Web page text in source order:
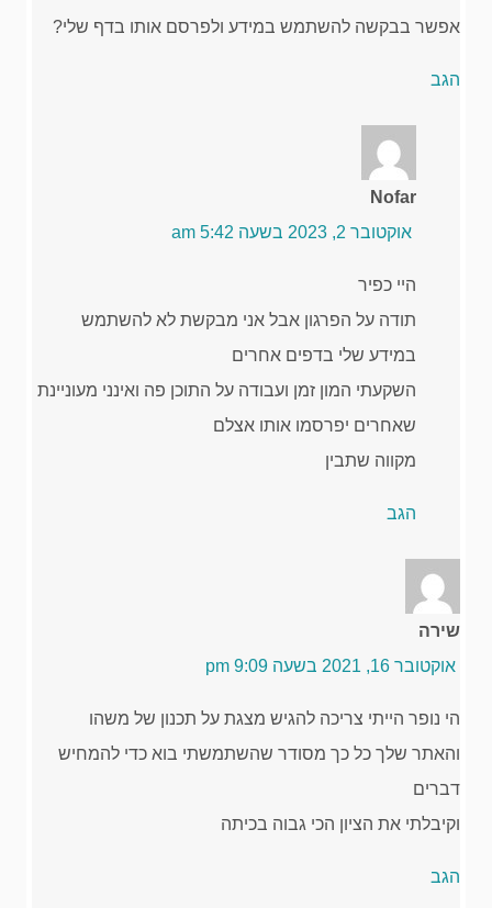
אפשר בבקשה להשתמש במידע ולפרסם אותו בדף שלי?
הגב
Nofar
אוקטובר 2, 2023 בשעה 5:42 am
היי כפיר
תודה על הפרגון אבל אני מבקשת לא להשתמש
במידע שלי בדפים אחרים
השקעתי המון זמן ועבודה על התוכן פה ואינני מעוניינת
שאחרים יפרסמו אותו אצלם
מקווה שתבין
הגב
שירה
אוקטובר 16, 2021 בשעה 9:09 pm
הי נופר הייתי צריכה להגיש מצגת על תכנון של משהו
והאתר שלך כל כך מסודר שהשתמשתי בוא כדי להמחיש
דברים
וקיבלתי את הציון הכי גבוה בכיתה
הגב